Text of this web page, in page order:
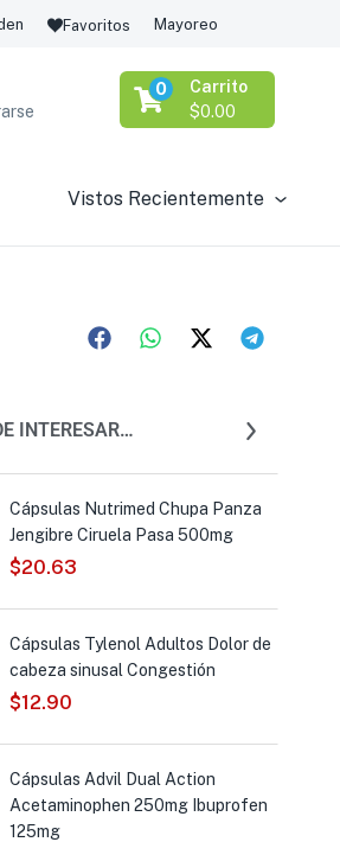
Favoritos Mayoreo
Carrito
0
$0.00
Vistos Recientemente
INTERESAR…
Cápsulas Nutrimed Chupa Panza
Jengibre Ciruela Pasa 500mg
$20.63
Cápsulas Tylenol Adultos Dolor de
cabeza sinusal Congestión
$12.90
Cápsulas Advil Dual Action
Acetaminophen 250mg Ibuprofen
125mg